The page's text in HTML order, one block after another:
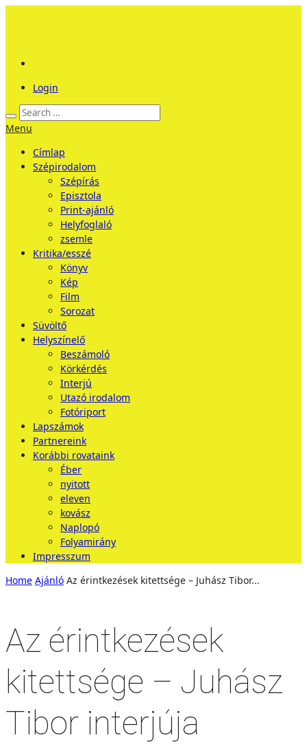
Login
Menu
Címlap
Szépirodalom
Szépírás
Episztola
Print-ajánló
Helyfoglaló
zsemle
Kritika/esszé
Könyv
Kép
Film
Sorozat
Süvöltő
Helyszínelő
Beszámoló
Körkérdés
Interjú
Utazó irodalom
Fotóriport
Lapszámok
Partnereink
Korábbi rovataink
Éber
nyitott
eleven
kovász
Naplopó
Folyamirány
Impresszum
Home Ajánló Az érintkezések kitettsége – Juhász Tibor...
Az érintkezések
kitettsége – Juhász
Tibor interjúja